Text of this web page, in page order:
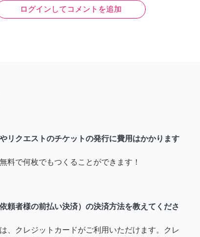
ログインしてコメントを追加
リクエストのチケットの発行に費用はかかります
料で何枚でもつくることができます！
頼者様の前払い決済）の決済方法を教えてくださ
、クレジットカードがご利用いただけます。クレ